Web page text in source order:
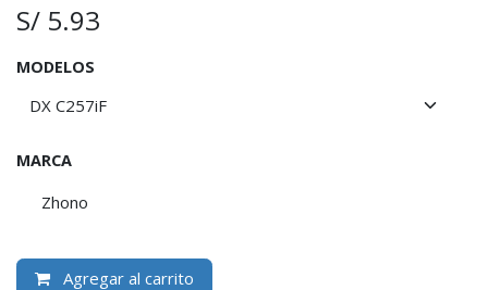
S/ 5.93
MODELOS
MARCA
Zhono
Agregar al carrito